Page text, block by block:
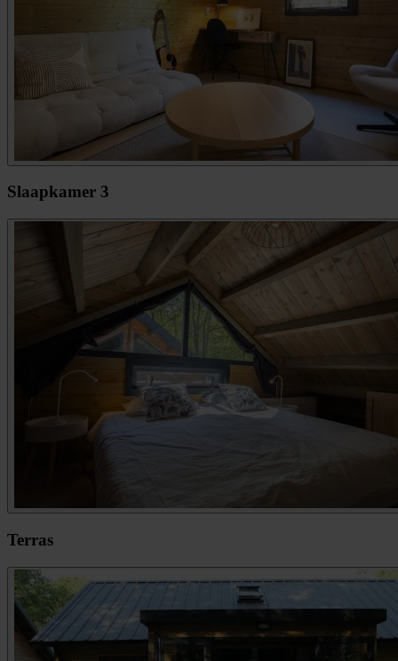
Slaapkamer 3
Terras